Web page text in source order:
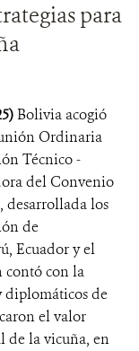
para
Bolivia acogió
Ordinaria
Técnico -
del Convenio
desarrollada los
de
Ecuador y el
contó con la
diplomáticos de
el valor
de la vicuña, en